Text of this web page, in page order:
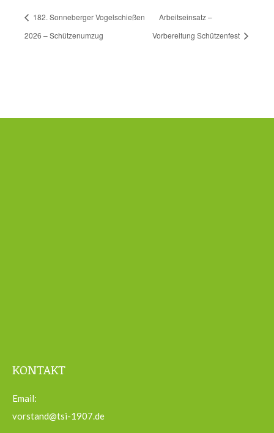
182. Sonneberger Vogelschießen
2026 – Schützenumzug
Arbeitseinsatz –
Vorbereitung Schützenfest
KONTAKT
Email:
vorstand@tsi-1907.de